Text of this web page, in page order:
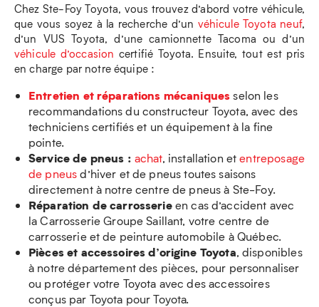
Chez Ste-Foy Toyota, vous trouvez d’abord votre véhicule,
que vous soyez à la recherche d’un véhicule Toyota neuf,
d’un VUS Toyota, d’une camionnette Tacoma ou d’un
véhicule d’occasion certifié Toyota. Ensuite, tout est pris
en charge par notre équipe :
Entretien et réparations mécaniquesselon les
recommandations du constructeur Toyota, avec des
techniciens certifiés et un équipement à la fine
pointe.
Service de pneus : achat, installation etentreposage
de pneusd’hiver et de pneus toutes saisons
directement à notre centre de pneus à Ste-Foy.
Réparation de carrosserieen cas d’accident avec
la Carrosserie Groupe Saillant, votre centre de
carrosserie et de peinture automobile à Québec.
Pièces et accessoires d’origine Toyota, disponibles
à notre département des pièces, pour personnaliser
ou protéger votre Toyota avec des accessoires
conçus par Toyota pour Toyota.